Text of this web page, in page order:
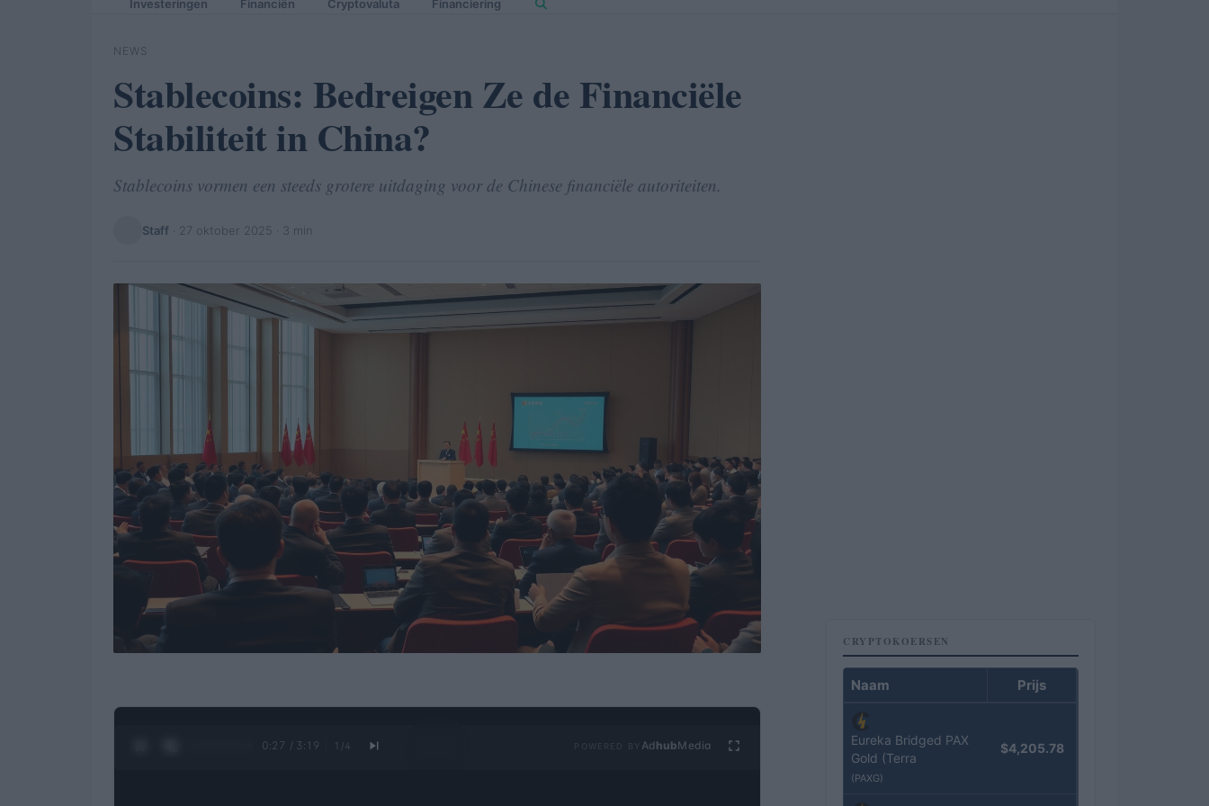
Investeringen Financiën Cryptovaluta Financiering
NEWS
Stablecoins: Bedreigen Ze de Financiële
Stabiliteit in China?
Stablecoins vormen een steeds grotere uitdaging voor de Chinese financiële autoriteiten.
Staff 27 oktober 2025 · 3 min
0:28 / 3:19 1 /4 Ad hubMedia
CRYPTOKOERSEN
Naam Prijs
Eureka Bridged PAX
Gold (Terra
(PAXG)
$4,205.78